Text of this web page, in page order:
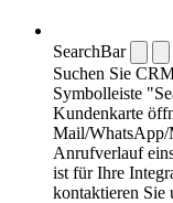
SearchBar
Suchen Sie
Symbolleiste
Kundenkarte
Mail/WhatsApp/
Anrufverlauf
ist für Ihre
kontaktieren Sie